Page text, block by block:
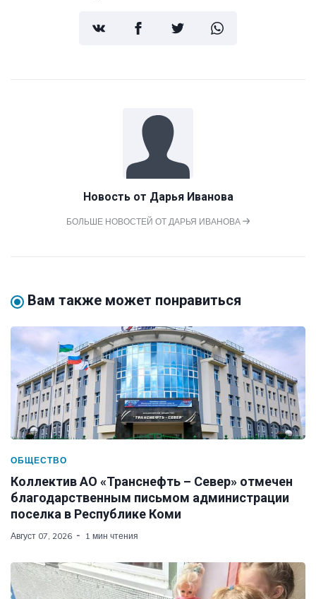
Новость от Дарья Иванова
БОЛЬШЕ НОВОСТЕЙ ОТ ДАРЬЯ ИВАНОВА
Вам также может понравиться
ОБЩЕСТВО
Коллектив АО «Транснефть – Север» отмечен
благодарственным письмом администрации
поселка в Республике Коми
Август 07, 2026 1 мин чтения